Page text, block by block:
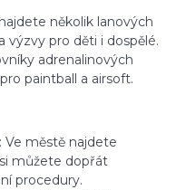
několik lanových
výzvy pro děti i dospělé.
adrenalinových
paintball a airsoft.
: Ve městě najdete
můžete dopřát
procedury.